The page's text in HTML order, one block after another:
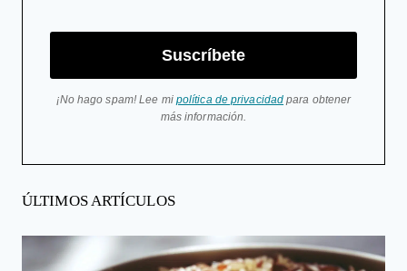
Suscríbete
¡No hago spam! Lee mi política de privacidad para obtener
más información.
ÚLTIMOS ARTÍCULOS